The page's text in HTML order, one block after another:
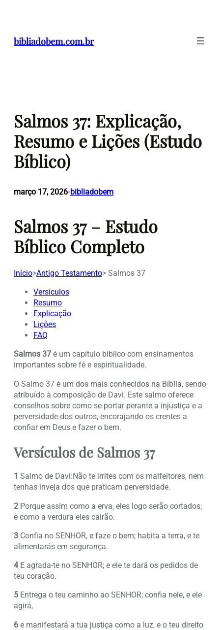
conteúdo
bibliadobem.com.br
Salmos 37: Explicação,
Resumo e Lições (Estudo
Bíblico)
março 17, 2026•bibliadobem
Salmos 37 – Estudo
Bíblico Completo
Início>Antigo Testamento> Salmos 37
Versículos
Resumo
Explicação
Lições
FAQ
Salmos 37 é um capítulo bíblico com ensinamentos
importantes sobre fé e espiritualidade.
O Salmo 37 é um dos mais conhecidos na Bíblia, sendo
atribuído à composição de Davi. Este salmo oferece
conselhos sobre como se portar perante a injustiça e a
perversidade dos outros, encorajando os crentes a
confiar em Deus e fazer o bem.
Versículos de Salmos 37
1 Salmo de Davi:Não te irrites com os malfeitores, nem
tenhas inveja dos que praticam perversidade.
2 Porque assim como a erva, eles logo serão cortados;
e como a verdura eles cairão.
3 Confia no SENHOR, e faze o bem; habita a terra, e te
alimentarás em segurança.
4E agrada-te no SENHOR; e ele te dará os pedidos de
teu coração.
5 Entrega o teu caminho ao SENHOR; confia nele, e ele
agirá,
6 e manifestará a tua justiça como a luz, e o teu direito